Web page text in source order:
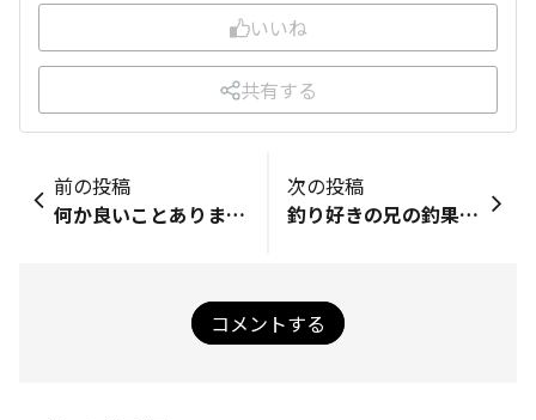
いいね
共有する
前の投稿
何か良いことありますように🦗
次の投稿
釣り好きの兄の釣果で、Fishingモードチャレンジに便乗！🐟
コメントする